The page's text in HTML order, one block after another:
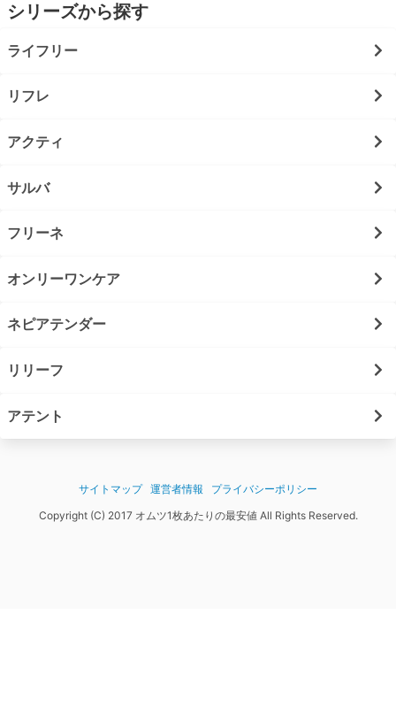
シリーズから探す
ライフリー
リフレ
アクティ
サルバ
フリーネ
オンリーワンケア
ネピアテンダー
リリーフ
アテント
サイトマップ 運営者情報
プライバシーポリシー
Copyright (C) 2017 オムツ1枚あたりの最安値 All Rights Reserved.